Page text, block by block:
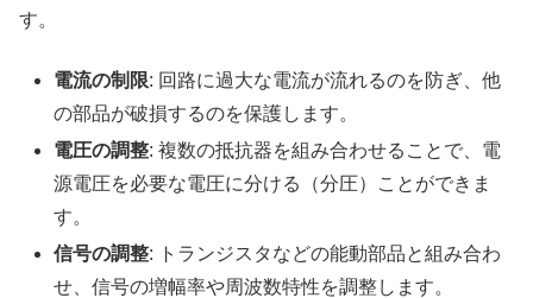
す。
電流の制限: 回路に過大な電流が流れるのを防ぎ、他
の部品が破損するのを保護します。
電圧の調整: 複数の抵抗器を組み合わせることで、電
源電圧を必要な電圧に分ける（分圧）ことができま
す。
信号の調整: トランジスタなどの能動部品と組み合わ
せ、信号の増幅率や周波数特性を調整します。